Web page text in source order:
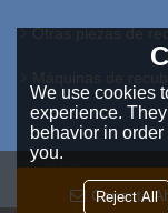
Conecta
Otras piezas de
SÍGANOS:
We use cookies
experience.
behavior in
you.
Reject All